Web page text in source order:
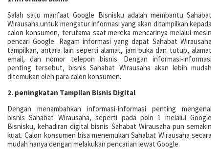
Salah satu manfaat Google Bisnisku adalah membantu Sahabat
Wirausaha untuk mengatur informasi yang akan ditampilkan kepada
calon konsumen, terutama saat mereka mencarinya melalui mesin
pencari Google. Ragam informasi yang dapat Sahabat Wirausaha
tampilkan, antara lain seperti alamat, jam buka dan tutup, alamat
email, dan nomor telepon bisnis. Dengan informasi-informasi
penting tersebut, bisnis Sahabat Wirausaha akan lebih mudah
ditemukan oleh para calon konsumen.
2. peningkatan Tampilan Bisnis Digital
Dengan menambahkan informasi-informasi penting mengenai
bisnis Sahabat Wirausaha, seperti pada poin 1 melalui Google
Bisnisku, kehadiran digital bisnis Sahabat Wirausaha pun semakin
kuat. Calon konsumen bisa menemukan Sahabat Wirausaha secara
mudah hanya dengan melakukan pencarian lewat Google.